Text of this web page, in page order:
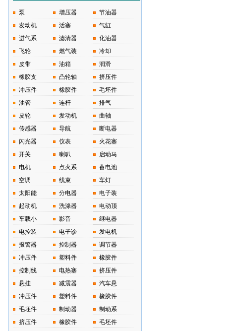
泵 增压器
节油器
发动机
活塞
气缸
进气系
滤清器
化油器
飞轮
燃气装
冷却
皮带
油箱
润滑
橡胶支
凸轮轴
挤压件
冲压件
橡胶件
毛坯件
油管
连杆
排气
皮轮
发动机
曲轴
传感器
导航
断电器
闪光器
仪表
火花塞
开关
喇叭
启动马
电机
点火系
蓄电池
空调
线束
车灯
太阳能
分电器
电子装
起动机
洗涤器
电动顶
车载小
影音
继电器
电控装
电子诊
发电机
报警器
控制器
调节器
冲压件
塑料件
橡胶件
控制线
电热塞
挤压件
悬挂
减震器
汽车悬
冲压件
塑料件
橡胶件
毛坯件
制动器
制动系
挤压件
橡胶件
毛坯件